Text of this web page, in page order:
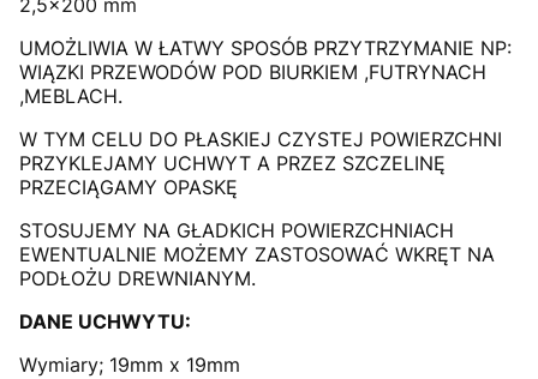
2,5x200 mm
UMOŻLIWIA W ŁATWY SPOSÓB PRZYTRZYMANIE NP:
WIĄZKI PRZEWODÓW POD BIURKIEM ,FUTRYNACH
,MEBLACH.
W TYM CELU DO PŁASKIEJ CZYSTEJ POWIERZCHNI
PRZYKLEJAMY UCHWYT A PRZEZ SZCZELINĘ
PRZECIĄGAMY OPASKĘ
STOSUJEMY NA GŁADKICH POWIERZCHNIACH
EWENTUALNIE MOŻEMY ZASTOSOWAĆ WKRĘT NA
PODŁOŻU DREWNIANYM.
DANE UCHWYTU:
Wymiary; 19mm x 19mm